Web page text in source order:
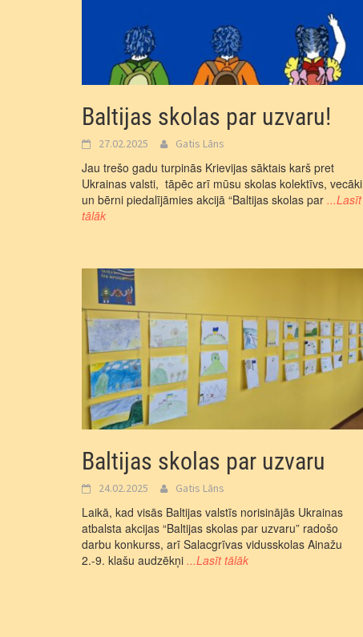
Baltijas skolas par uzvaru!
27.02.2025 Gatis Lāns
Jau trešo gadu turpinās Krievijas sāktais karš pret
Ukrainas valsti, tāpēc arī mūsu skolas kolektīvs, vecāki
un bērni piedalījāmies akcijā “Baltijas skolas par ...Lasīt
tālāk
Baltijas skolas par uzvaru
24.02.2025 Gatis Lāns
Laikā, kad visās Baltijas valstīs norisinājās Ukrainas
atbalsta akcijas “Baltijas skolas par uzvaru” radošo
darbu konkurss, arī Salacgrīvas vidusskolas Ainažu
2.-9. klašu audzēkņi ...Lasīt tālāk